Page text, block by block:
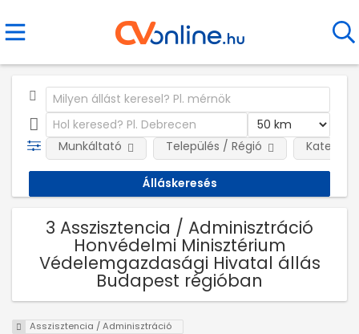
Munkáltató Település / Régió
3 Asszisztencia / Adminisztráció
Honvédelmi Minisztérium
Védelemgazdasági Hivatal állás
Budapest régióban
Asszisztencia / Adminisztráció